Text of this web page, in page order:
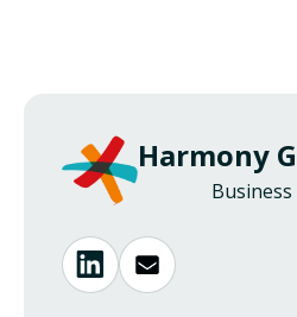
Harmony
Business